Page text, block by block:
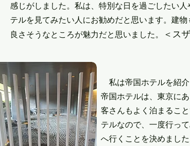
感じがしました。私は、特別な日を過ごしたい
テルを見てみたい人にお勧めだと思います。建
良さそうなところが魅力だと思いました。
＜ス
私は帝国ホテルを紹介
帝国ホテルは、東京に
客さんもよく泊まるこ
テルなので、一度行っ
へ行くことを決めました